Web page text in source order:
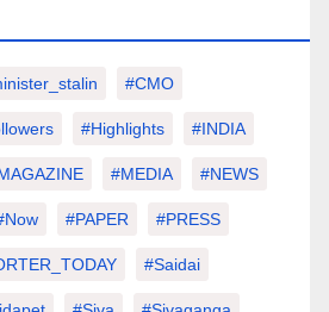
#CMO
#highlights #INDIA
#MEDIA #NEWS
#PAPER #PRESS
#saidai